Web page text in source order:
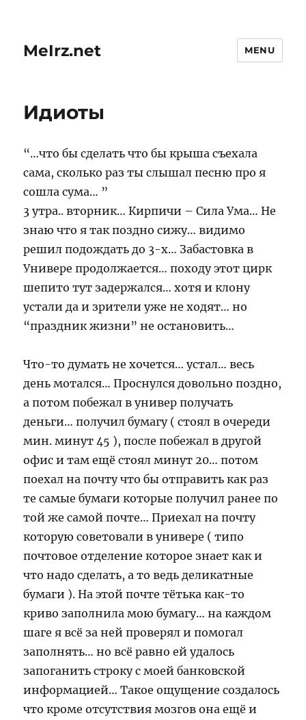
MeIrz.net MENU
Идиоты
“…что бы сделать что бы крыша съехала
сама, сколько раз ты слышал песню про я
сошла сума… ”
3 утра.. вторник… Кирпичи – Сила Ума… Не
знаю что я так поздно сижу… видимо
решил подождать до 3-х… Забастовка в
Универе продолжается… походу этот цирк
шепито тут задержался… хотя и клону
устали да и зрители уже не ходят… но
“праздник жизни” не остановить…
Что-то думать не хочется… устал… весь
день мотался… Проснулся довольно поздно,
а потом побежал в универ получать
деньги… получил бумагу ( стоял в очереди
мин. минут 45 ), после побежал в другой
офис и там ещё стоял минут 20… потом
поехал на почту что бы отправить как раз
те самые бумаги которые получил ранее по
той же самой почте… Приехал на почту
которую советовали в универе ( типо
почтовое отделение которое знает как и
что надо сделать, а то ведь деликатные
бумаги ). На этой почте тётька как-то
криво заполнила мою бумагу… на каждом
шаге я всё за ней проверял и помогал
заполнять… но всё равно ей удалось
запоганить строку с моей банковской
информацией… Такое ощущение создалось
что кроме отсутствия мозгов она ещё и